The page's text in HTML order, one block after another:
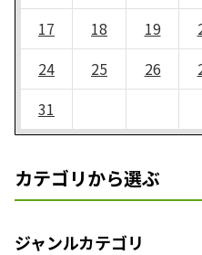
17
18 19
24
25 26
31
カテゴリから選ぶ
ジャンルカテゴリ